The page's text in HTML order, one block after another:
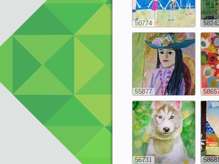
50774
55877
56731